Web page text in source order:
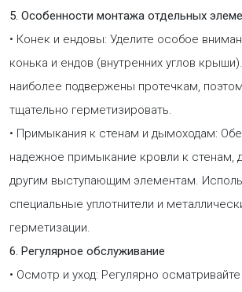
5. Особенности монтажа отдельных
• Конек и ендовы: Уделите особое
конька и ендов (внутренних углов
наиболее подвержены протечкам,
тщательно герметизировать.
• Примыкания к стенам и дымоходам:
надежное примыкание кровли к стенам,
другим выступающим элементам.
специальные уплотнители и
герметизации.
6. Регулярное обслуживание
• Осмотр и уход: Регулярно